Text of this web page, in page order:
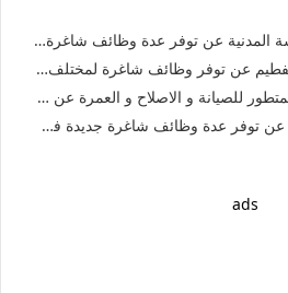
وظائف شاغرة جديدة في مختلف التخصصات في الامارات لعام 2026
شاغرة لمختلف التخصصات بدبي وابوظبي لجميع الجنسيات
و العمرة عن توفر عدة وظائف شاغرة جديدة للجنسيين في الامارات
جديدة في مختلف التخصصات للوافدين والمقيمين في الامارات
ads